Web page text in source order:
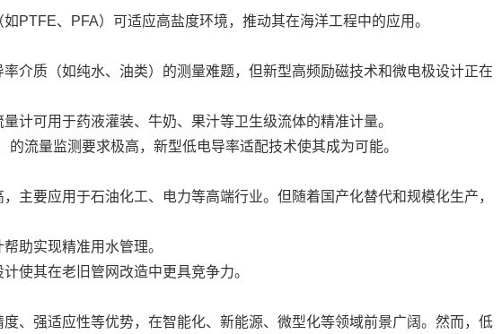
PTFE、PFA）可适应高盐度环境，推动其在海洋工程中的应用。
介质（如纯水、油类）的测量难题，但新型高频励磁技术和微电极设计正在
计可用于药液灌装、牛奶、果汁等卫生级流体的精准计量。
流量监测要求极高，新型低电导率适配技术使其成为可能。
主要应用于石油化工、电力等高端行业。但随着国产化替代和规模化生产，
助实现精准用水管理。
使其在老旧管网改造中更具竞争力。
、强适应性等优势，在智能化、新能源、微型化等领域前景广阔。然而，低